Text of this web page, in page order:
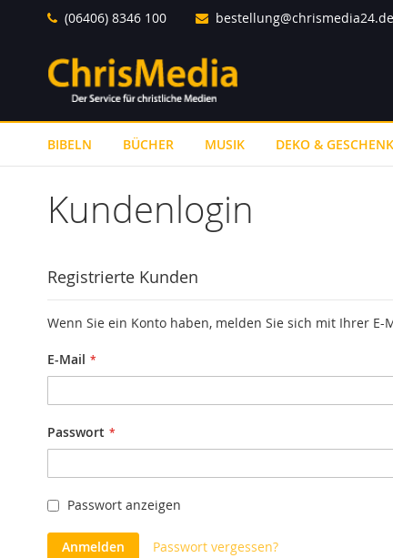
Direkt
Inhalt
(06406) 8346 100 bestellung@chrismedia24.de
BIBELN BÜCHER MUSIK DEKO &
Kundenlogin
Registrierte Kunden
Wenn Sie ein Konto haben, melden Sie sich mit Ihrer E-
E-Mail
Passwort
Passwort anzeigen
Anmelden Passwort vergessen?